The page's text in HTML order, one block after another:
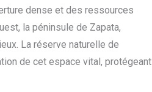
dense et des ressources
la péninsule de Zapata,
La réserve naturelle de
de cet espace vital, protégeant